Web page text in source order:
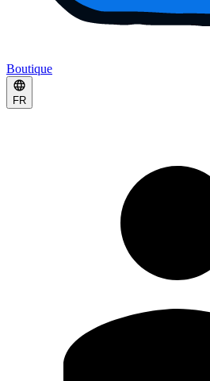
Boutique
FR